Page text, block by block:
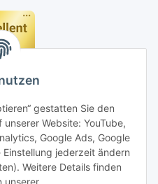
gestatten Sie den
Website: YouTube,
Google Ads, Google
jederzeit ändern
Weitere Details finden